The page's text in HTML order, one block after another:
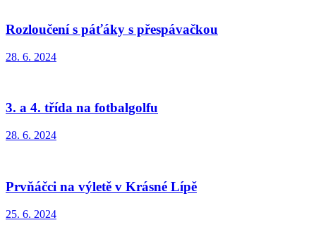
Rozloučení s páťáky s přespávačkou
28. 6. 2024
3. a 4. třída na fotbalgolfu
28. 6. 2024
Prvňáčci na výletě v Krásné Lípě
25. 6. 2024